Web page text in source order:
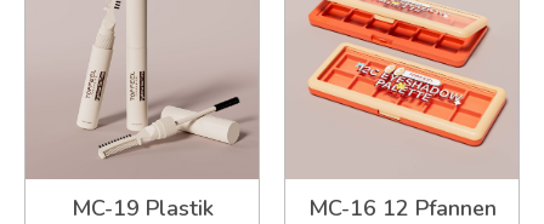
MC-19 Plastik
MC-16 12 Pfannen